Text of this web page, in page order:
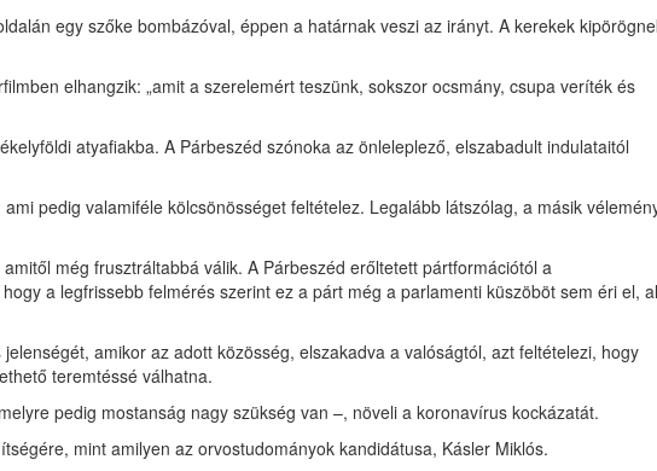
egy szőke bombázóval, éppen a határnak veszi az irányt. A kerekek
elhangzik: „amit a szerelemért teszünk, sokszor ocsmány, csupa veríték és
atyafiakba. A Párbeszéd szónoka az önleleplező, elszabadult indulataitól
pedig valamiféle kölcsönösséget feltételez. Legalább látszólag, a másik
még frusztráltabbá válik. A Párbeszéd erőltetett pártformációtól a
a legfrissebb felmérés szerint ez a párt még a parlamenti küszöböt sem éri el,
amikor az adott közösség, elszakadva a valóságtól, azt feltételezi, hogy
teremtéssé válhatna.
pedig mostanság nagy szükség van –, növeli a koronavírus kockázatát.
mint amilyen az orvostudományok kandidátusa, Kásler Miklós.